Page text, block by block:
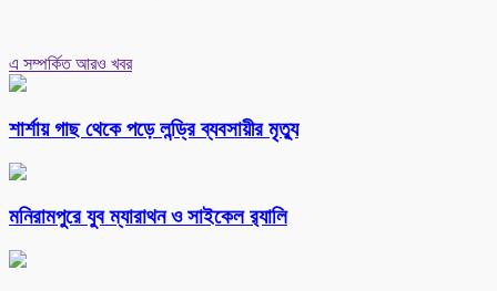
এ সম্পর্কিত আরও খবর
শার্শায় গাছ থেকে পড়ে লন্ড্রি ব্যবসায়ীর মৃত্যু
মনিরামপুরে যুব ম্যারাথন ও সাইকেল র‌্যালি